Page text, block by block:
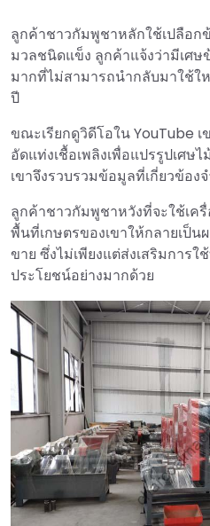
ลูกค้าชาวกัมพูชาหลักใช้เปลือก
มวลชนิดแข็ง ลูกค้าแจ้งว่ามีเศษ
มากที่ไม่สามารถนำกลับมาใช้ใ
ปี
ขณะเรียกดูวิดีโอใน YouTube
อัดแท่งเชื้อเพลิงเพื่อแปรรูปเศษ
เขาจึงรวบรวมข้อมูลที่เกี่ยวข้อง
ลูกค้าชาวกัมพูชาหวังที่จะใช้เครื่
พื้นที่เกษตรของเขาให้กลายเป็
ขาย ซึ่งไม่เพียงแต่ส่งเสริมการ
ประโยชน์อย่างมากด้วย